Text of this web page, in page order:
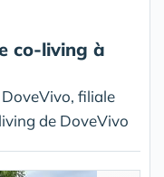
co-living à
filiale
de DoveVivo